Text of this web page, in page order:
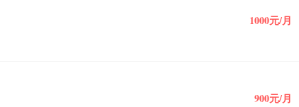
1000元/月
900元/月